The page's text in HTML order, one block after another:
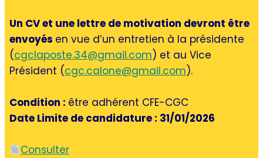
Un CV et une lettre de motivation devront être
envoyés en vue d’un entretien à la présidente
(cgclaposte.34@gmail.com) et au Vice
Président (cgc.calone@gmail.com).
Condition : être adhérent CFE-CGC
Date Limite de candidature : 31/01/2026
Consulter